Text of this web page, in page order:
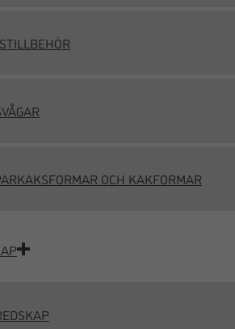
OCH KAKFORMAR